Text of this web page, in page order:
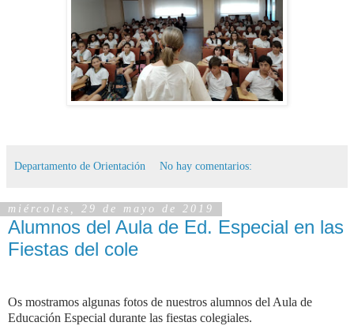
Departamento de Orientación No hay comentarios:
miércoles, 29 de mayo de 2019
Alumnos del Aula de Ed. Especial en las
Fiestas del cole
Os mostramos algunas fotos de nuestros alumnos del Aula de
Educación Especial durante las fiestas colegiales.